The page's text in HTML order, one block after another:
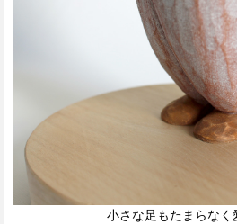
小さな足もたまらなく